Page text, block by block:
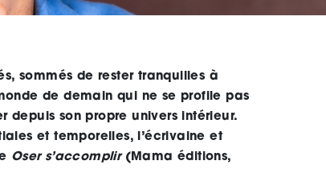
sommés de rester tranquilles à
de demain qui ne se profile pas
depuis son propre univers intérieur.
et temporelles, l’écrivaine et
Oser s’accomplir(Mama éditions,